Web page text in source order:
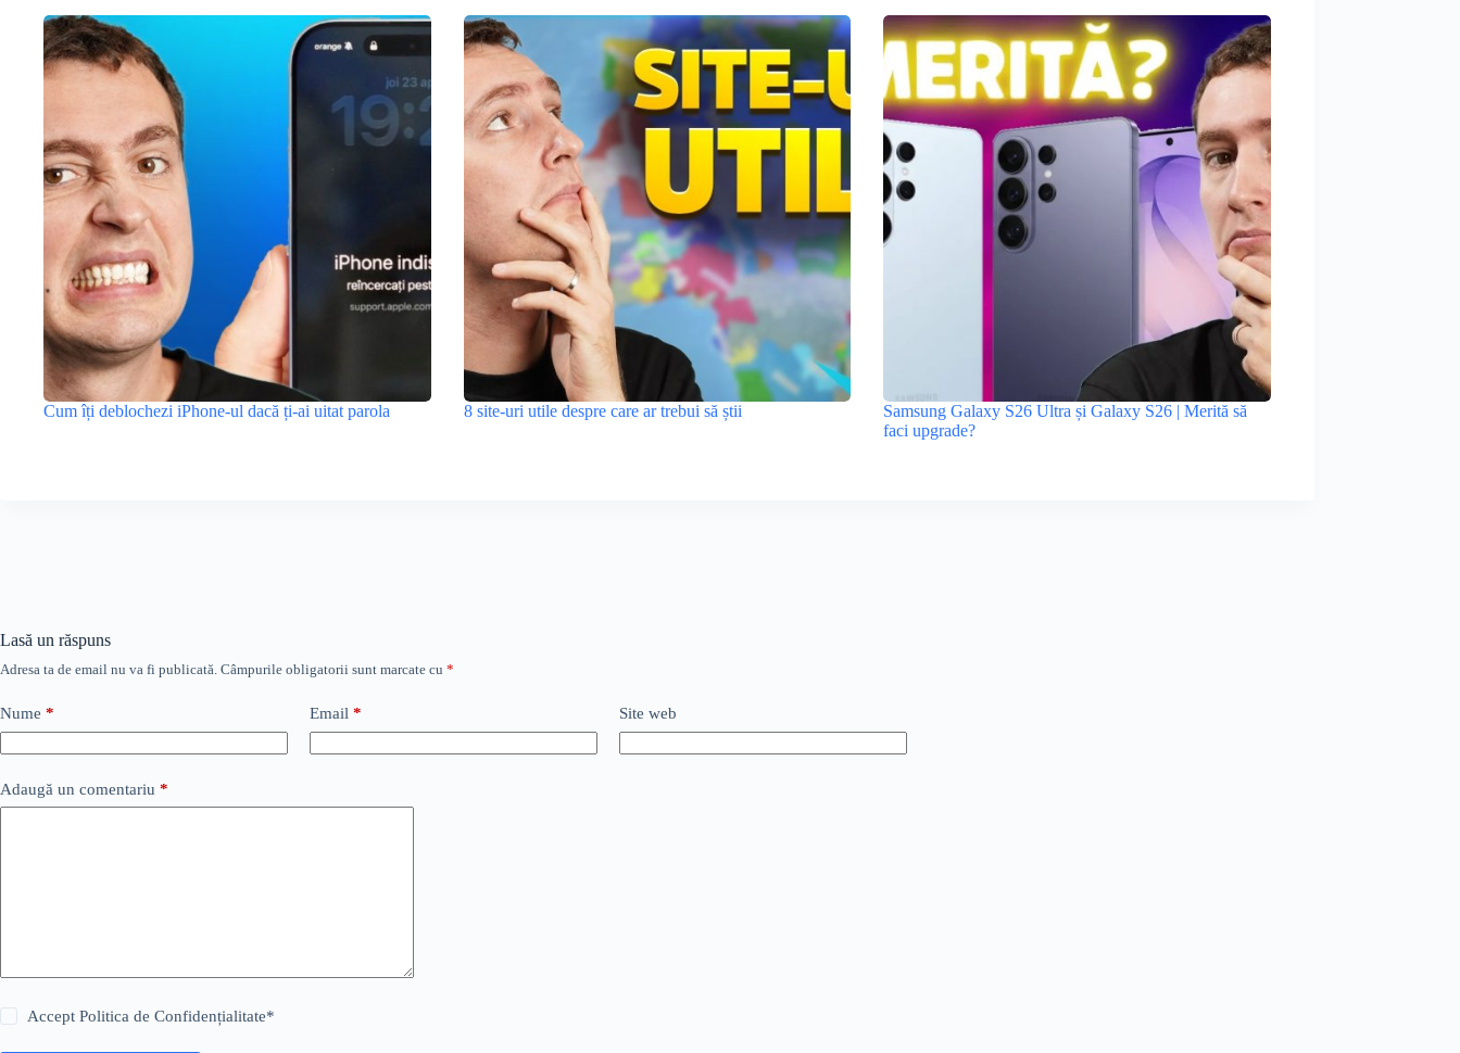
Cum îți deblochezi iPhone-ul dacă ți-ai uitat parola 8 site-uri utile despre care ar trebui să știi
Samsung Galaxy S26 Ultra și Galaxy S26 | Merită să
faci upgrade?
Lasă un răspuns
Adresa ta de email nu va fi publicată. Câmpurile obligatorii sunt marcate cu *
Nume * Email * Site web
Adaugă un comentariu *
AcceptPolitica de Confidențialitate*